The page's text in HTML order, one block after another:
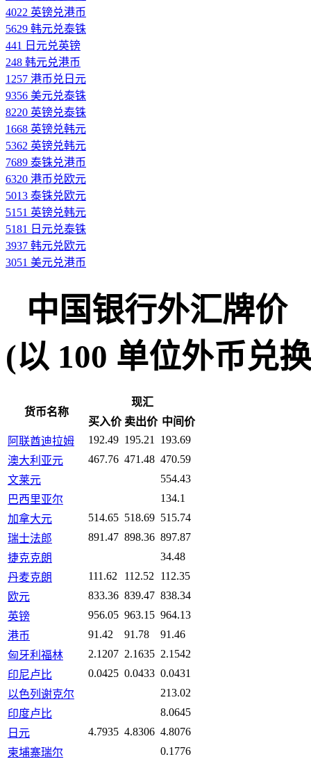
4022 英镑兑港币
5629 韩元兑泰铢
441 日元兑英镑
248 韩元兑港币
1257 港币兑日元
9356 美元兑泰铢
8220 英镑兑泰铢
1668 英镑兑韩元
5362 英镑兑韩元
7689 泰铢兑港币
6320 港币兑欧元
5013 泰铢兑欧元
5151 英镑兑韩元
5181 日元兑泰铢
3937 韩元兑欧元
3051 美元兑港币
中国银行外汇牌价
(以 100 单位外币兑
货币名称
现汇
买入价 卖出价 中间价
阿联酋迪拉姆
192.49 195.21
193.69
澳大利亚元
467.76 471.48 470.59
文莱元
554.43
巴西里亚尔
134.1
加拿大元
514.65 518.69 515.74
瑞士法郎
891.47 898.36 897.87
捷克克朗
34.48
丹麦克朗
111.62 112.52
112.35
欧元
833.36 839.47 838.34
英镑
956.05 963.15 964.13
港币
91.42 91.78
91.46
匈牙利福林
2.1207 2.1635 2.1542
印尼卢比
0.0425 0.0433 0.0431
以色列谢克尔
213.02
印度卢比
8.0645
日元
4.7935 4.8306 4.8076
柬埔寨瑞尔
0.1776